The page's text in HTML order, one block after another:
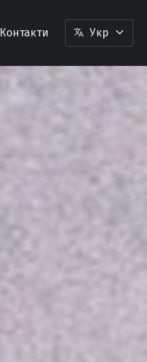
Контакти Укр